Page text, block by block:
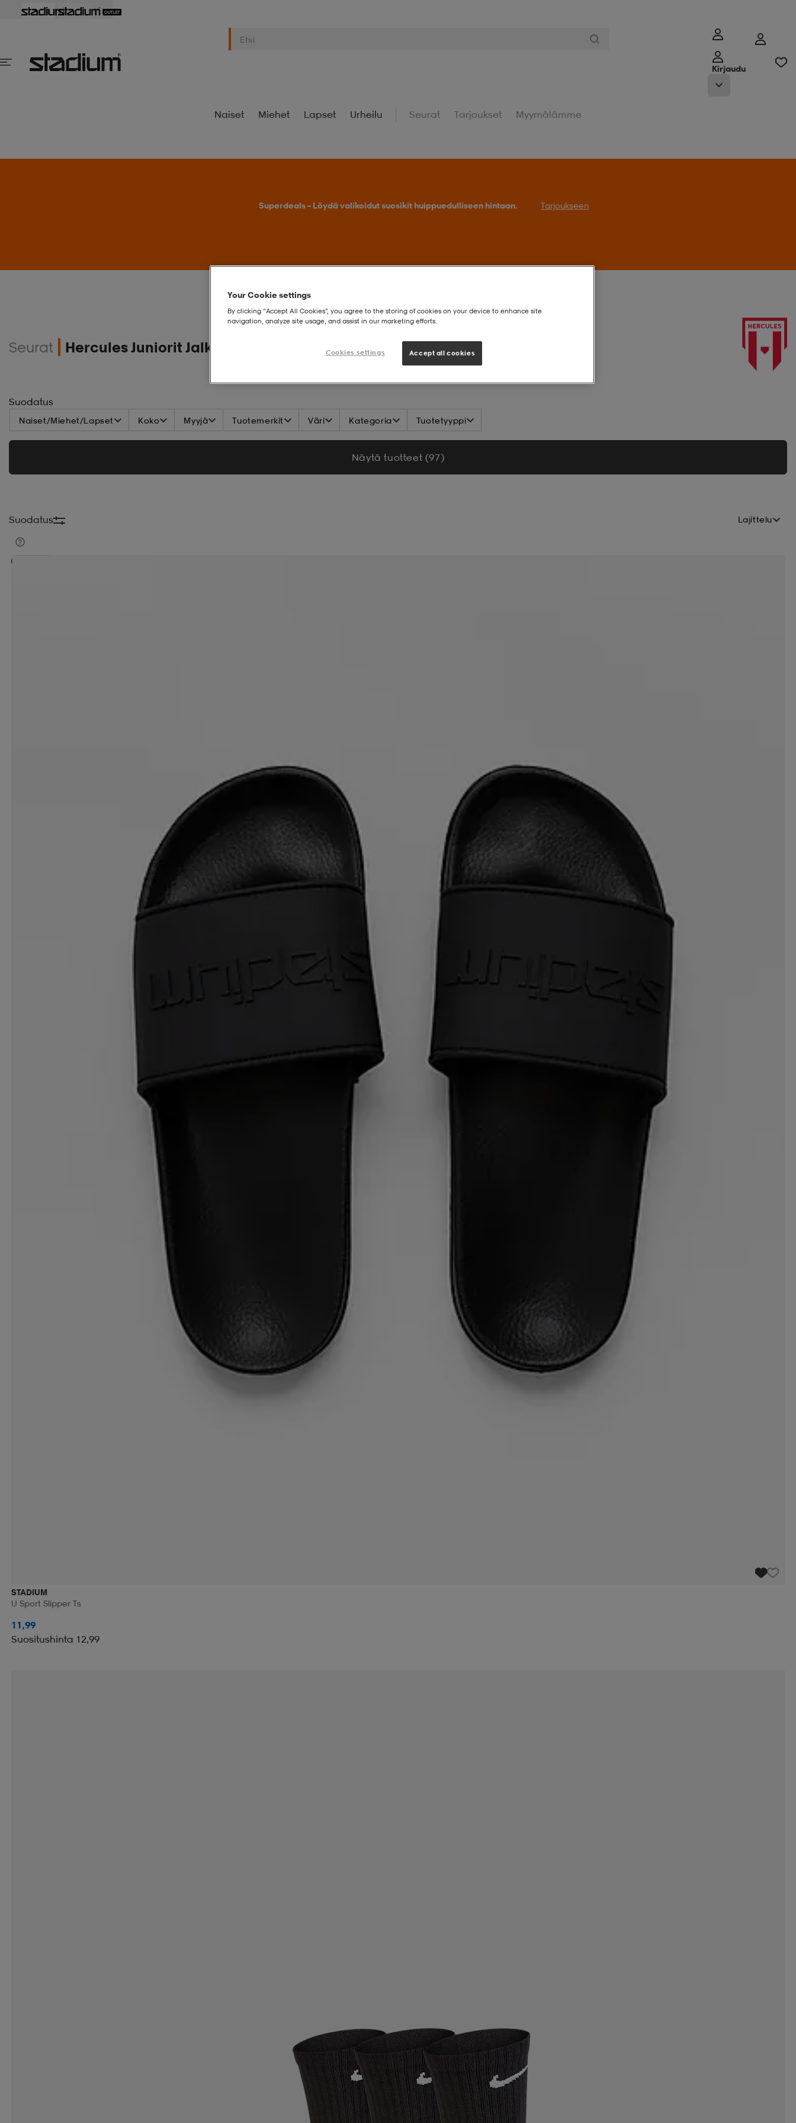
Kirjaudu
Naiset Miehet Lapset Urheilu Seurat Tarjoukset Myymälämme
Superdeals – Löydä valikoidut suosikit huippuedulliseen hintaan. Tarjoukseen
Seurat Hercules Juniorit Jalkapallo
Suodatus
Naiset/Miehet/Lapset Koko Myyjä Tuotemerkit Väri Kategoria Tuotetyyppi
Näytä tuotteet (97)
Suodatus Lajittelu
STADIUM
U Sport Slipper Ts
11,99
Suositushinta 12,99
Your Cookie settings
By clicking “Accept All Cookies”, you agree to the storing of cookies on your device to enhance site
navigation, analyze site usage, and assist in our marketing efforts.
Cookies settings Accept all cookies